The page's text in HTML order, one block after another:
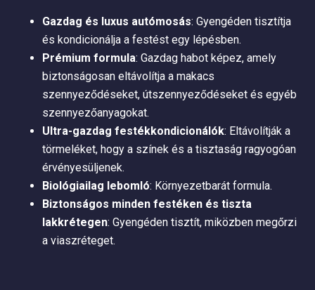
Gazdag és luxus autómosás: Gyengéden tisztítja
és kondicionálja a festést egy lépésben.
Prémium formula: Gazdag habot képez, amely
biztonságosan eltávolítja a makacs
szennyeződéseket, útszennyeződéseket és egyéb
szennyezőanyagokat.
Ultra-gazdag festékkondicionálók: Eltávolítják a
törmeléket, hogy a színek és a tisztaság ragyogóan
érvényesüljenek.
Biológiailag lebomló: Környezetbarát formula.
Biztonságos minden festéken és tiszta
lakkrétegen: Gyengéden tisztít, miközben megőrzi
a viaszréteget.